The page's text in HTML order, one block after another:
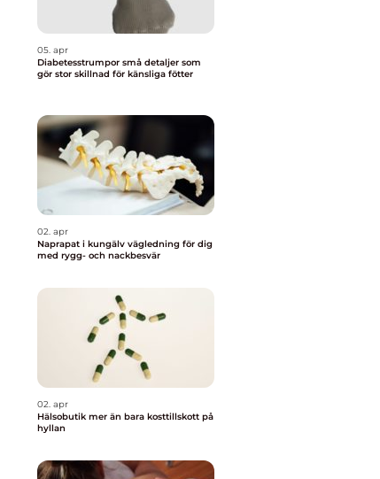
05. apr
Diabetesstrumpor små detaljer som
gör stor skillnad för känsliga fötter
02. apr
Naprapat i kungälv vägledning för dig
med rygg- och nackbesvär
02. apr
Hälsobutik mer än bara kosttillskott på
hyllan